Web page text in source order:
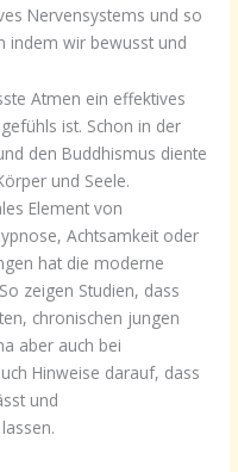
Nervensystems und so
indem wir bewusst und
Atmen ein effektives
ist. Schon in der
den Buddhismus diente
und Seele.
Element von
Achtsamkeit oder
hat die moderne
zeigen Studien, dass
chronischen jungen
aber auch bei
Hinweise darauf, dass
und